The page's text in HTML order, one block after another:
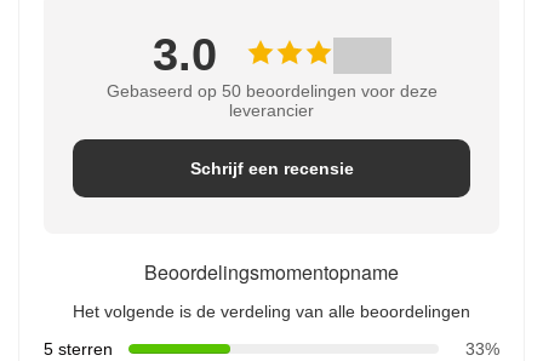
3.0
Gebaseerd op 50 beoordelingen voor deze
leverancier
Schrijf een recensie
Beoordelingsmomentopname
Het volgende is de verdeling van alle beoordelingen
5 sterren
33%